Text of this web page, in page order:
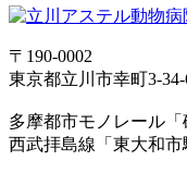
〒190-0002
東京都立川市幸町3-
多摩都市モノレール「
西武拝島線「東大和